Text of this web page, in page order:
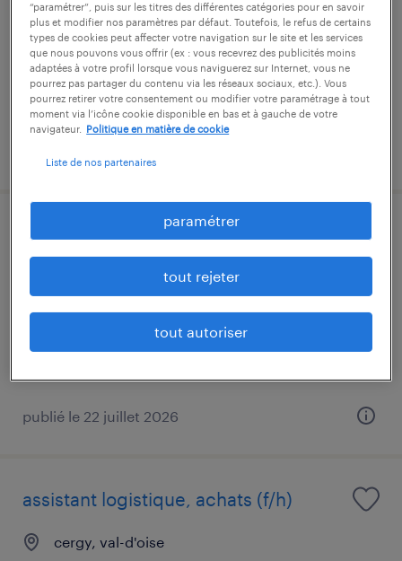
les mureaux, yvelines
cdi
2 500 € - 3 200 € par mois
cariste (f/h)
herblay-sur-seine, val-d'oise
1 900 € - 2 400 € par mois
publié le 22 juillet 2026
assistant logistique, achats (f/h)
cergy, val-d'oise
“paramétrer”, puis sur les titres des différentes catégories pour en savoir
plus et modifier nos paramètres par défaut. Toutefois, le refus de certains
types de cookies peut affecter votre navigation sur le site et les services
que nous pouvons vous offrir (ex : vous recevrez des publicités moins
adaptées à votre profil lorsque vous naviguerez sur Internet, vous ne
pourrez pas partager du contenu via les réseaux sociaux, etc.). Vous
pourrez retirer votre consentement ou modifier votre paramétrage à tout
moment via l’icône cookie disponible en bas et à gauche de votre
navigateur.
Politique en matière de cookie
Liste de nos partenaires
paramétrer
tout rejeter
tout autoriser